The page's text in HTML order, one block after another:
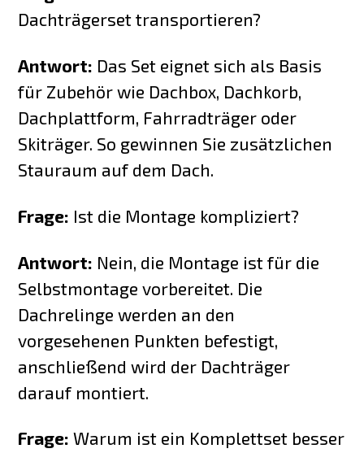
Dachträgerset transportieren?
Antwort: Das Set eignet sich als Basis
für Zubehör wie Dachbox, Dachkorb,
Dachplattform, Fahrradträger oder
Skiträger. So gewinnen Sie zusätzlichen
Stauraum auf dem Dach.
Frage: Ist die Montage kompliziert?
Antwort: Nein, die Montage ist für die
Selbstmontage vorbereitet. Die
Dachrelinge werden an den
vorgesehenen Punkten befestigt,
anschließend wird der Dachträger
darauf montiert.
Frage: Warum ist ein Komplettset besser